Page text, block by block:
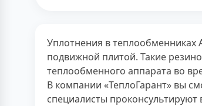
Уплотнения в теплообменниках
подвижной плитой. Такие
теплообменного аппарата во
В компании «ТеплоГарант» вы
специалисты